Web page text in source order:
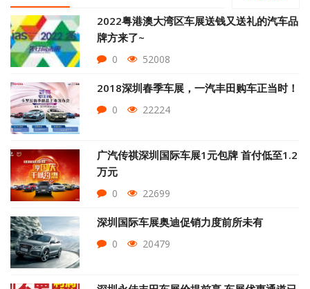
2022粤港澳大湾区车展送钱又送礼的汽车品
牌方来了~
0 52008
2018深圳春季车展，一汽丰田购车正当时！
0 22224
广汽传祺深圳国际车展1元包牌 首付低至1.2
万元
0 22699
深圳国际车展奥迪促销力度前所未有
0 20479